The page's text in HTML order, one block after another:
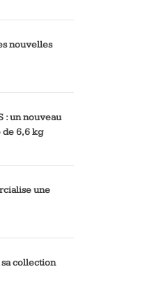
nouvelles
: un nouveau
de 6,6 kg
une
collection